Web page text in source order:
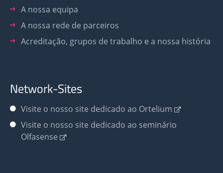
A nossa equipa
A nossa rede de parceiros
Acreditação, grupos de trabalho e a nossa história
Network-Sites
Visite o nosso site dedicado ao Ortelium
Visite o nosso site dedicado ao seminário
Olfasense